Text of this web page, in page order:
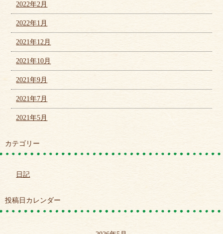
2022年2月
2022年1月
2021年12月
2021年10月
2021年9月
2021年7月
2021年5月
カテゴリー
日記
投稿日カレンダー